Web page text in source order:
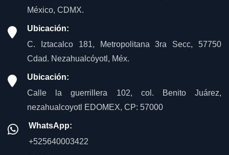
México, CDMX.
Ubicación:
C. Iztacalco 181, Metropolitana 3ra Secc, 57750
Cdad. Nezahualcóyotl, Méx.
Ubicación:
Calle la guerrillera 102, col. Benito Juárez,
nezahualcoyotl EDOMEX, CP: 57000
WhatsApp:
+525640003422